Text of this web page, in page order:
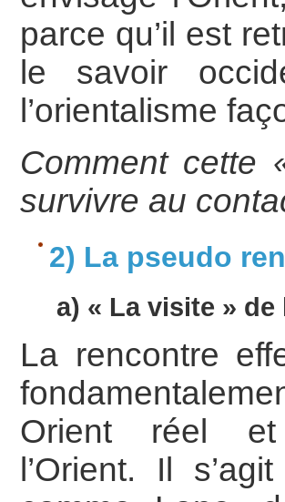
parce qu’il est
le savoir
l’orientalisme
Comment cette
survivre au
2) La pseudo
a) « La visite » de
La rencontre
Orient réel et
l’Orient. Il